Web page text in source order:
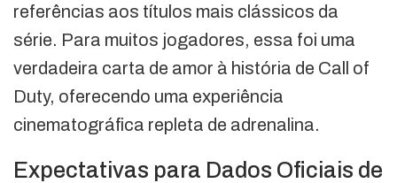
referências aos títulos mais clássicos da
série. Para muitos jogadores, essa foi uma
verdadeira carta de amor à história de Call of
Duty, oferecendo uma experiência
cinematográfica repleta de adrenalina.
Expectativas para Dados Oficiais de